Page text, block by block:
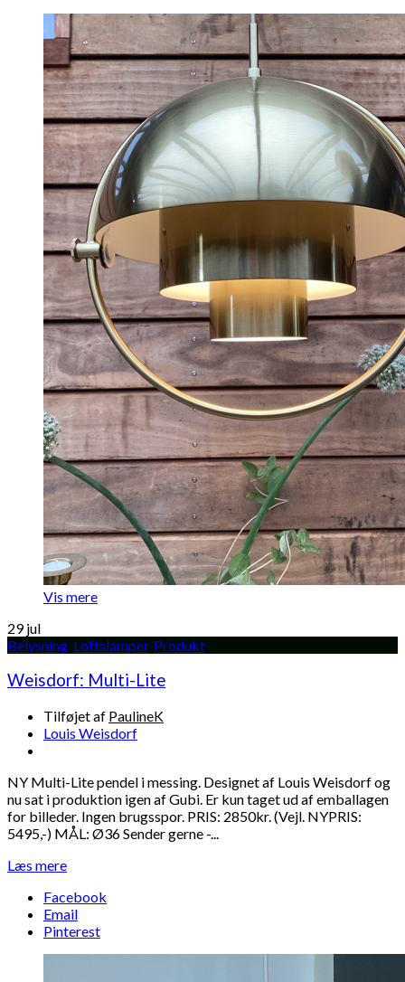
Vis mere
29jul
Belysning Loftslamper, Produkt
Weisdorf: Multi-Lite
Tilføjet af PaulineK
Louis Weisdorf
NY Multi-Lite pendel i messing. Designet af Louis Weisdorf og
nu sat i produktion igen af Gubi. Er kun taget ud af emballagen
for billeder. Ingen brugsspor. PRIS: 2850kr. (Vejl. NYPRIS:
5495,-) MÅL: Ø36 Sender gerne -...
Læs mere
Facebook
Email
Pinterest